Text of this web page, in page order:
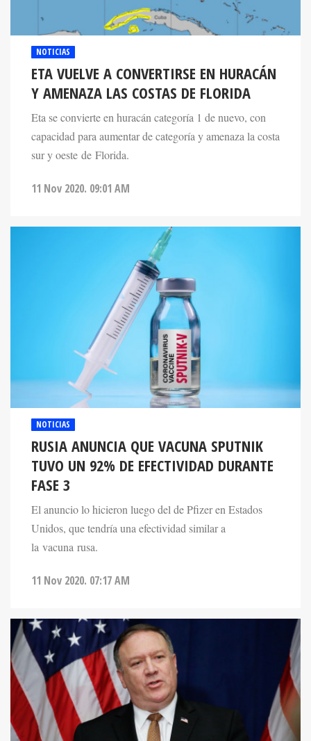
NOTICIAS
ETA VUELVE A CONVERTIRSE EN HURACÁN
Y AMENAZA LAS COSTAS DE FLORIDA
Eta se convierte en huracán categoría 1 de nuevo, con
capacidad para aumentar de categoría y amenaza la costa
sur y oeste de Florida.
11 Nov 2020. 09:01 AM
NOTICIAS
RUSIA ANUNCIA QUE VACUNA SPUTNIK
TUVO UN 92% DE EFECTIVIDAD DURANTE
FASE 3
El anuncio lo hicieron luego del de Pfizer en Estados
Unidos, que tendría una efectividad similar a
la vacuna rusa.
11 Nov 2020. 07:17 AM